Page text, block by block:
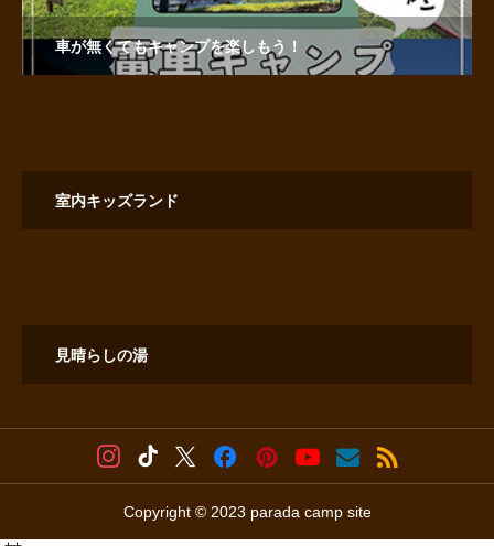
車が無くてもキャンプを楽しもう！
室内キッズランド
見晴らしの湯
Copyright © 2023 parada camp site